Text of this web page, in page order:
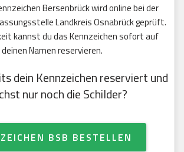
Bersenbrück wird online bei der
Landkreis Osnabrück geprüft.
kannst du das Kennzeichen sofort auf
deinen Namen reservieren.
dein Kennzeichen reserviert und
nur noch die Schilder?
BSB BESTELLEN